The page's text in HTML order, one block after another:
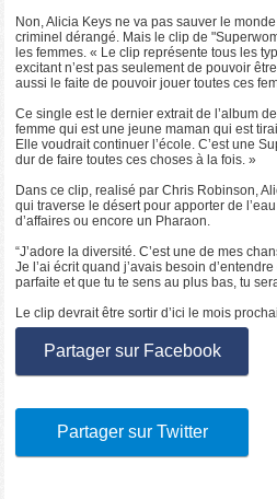
Non, Alicia Keys ne va pas sauver le monde
criminel dérangé. Mais le clip de
les femmes. « Le clip représente tous les
excitant n’est pas seulement de pouvoir
aussi le faite de pouvoir jouer toutes ces
Ce single est le dernier extrait de l’album
femme qui est une jeune maman qui est
Elle voudrait continuer l’école. C’est une
dur de faire toutes ces choses à la fois. »
Dans ce clip, realisé par Chris Robinson,
qui traverse le désert pour apporter de
d’affaires ou encore un Pharaon.
“J’adore la diversité. C’est une de mes
Je l’ai écrit quand j’avais besoin
parfaite et que tu te sens au plus bas, tu
Le clip devrait être sortir d’ici le mois
Partager sur Facebook
Partager sur Twitter